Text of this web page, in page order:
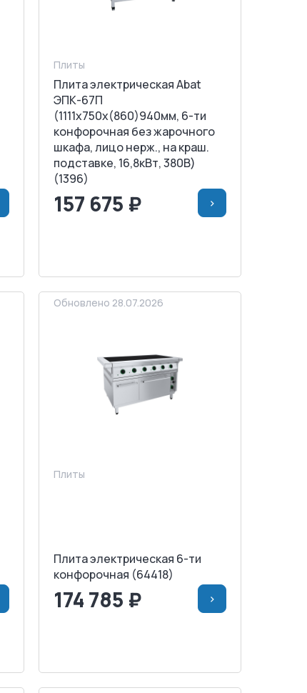
Плиты
Плита электрическая Abat
ЭПК-67П
(1111х750х(860)940мм, 6-ти
конфорочная без жарочного
шкафа, лицо нерж., на краш.
подставке, 16,8кВт, 380В)
(1396)
157 675 ₽ >
Обновлено 28.07.2026
Плиты
Плита электрическая 6-ти
конфорочная (64418)
174 785 ₽ >